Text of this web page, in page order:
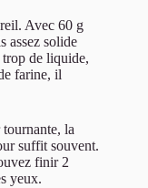
Avec 60 g
assez solide
trop de liquide,
farine, il
la
suffit souvent.
finir 2
yeux.